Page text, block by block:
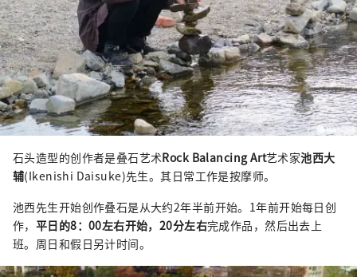
石头造型的创作者是叠石艺术Rock Balancing Art艺术家池西大
辅(Ikenishi Daisuke)先生。其日常工作是按摩师。
池西先生开始创作叠石是从大约2年半前开始。1年前开始每日创
作， 平日的8：00左右开始，20分左右完成作品，然后出去上
班。周日和假日另计时间。